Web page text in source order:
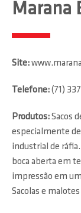
Marana
Site:
Telefone:(71)
Produtos:Sacos
especialmente
industrial de
boca aberta em
impressão em
Sacolas e